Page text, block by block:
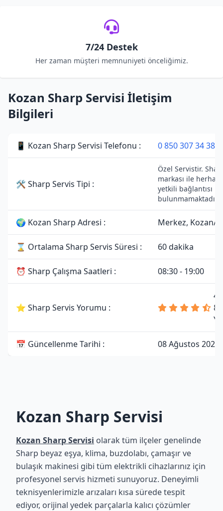
7/24 Destek
Her zaman müşteri memnuniyeti önceliğimiz.
Kozan Sharp Servisi İletişim
Bilgileri
📱 Kozan Sharp Servisi Telefonu : 0 850 307 34 38
🛠 Sharp Servis Tipi :
Özel Servistir.
markası ile
yetkili bağlantısı
bulunmamaktadır.
🌍 Kozan Sharp Adresi : Merkez, Kozan/
⌛ Ortalama Sharp Servis Süresi : 60 dakika
⏰ Sharp Çalışma Saatleri : 08:30 - 19:00
⭐ Sharp Servis Yorumu :
81
📅 Güncellenme Tarihi : 08 Ağustos 2026
Kozan Sharp Servisi
Kozan Sharp Servisi olarak tüm ilçeler genelinde
Sharp beyaz eşya, klima, buzdolabı, çamaşır ve
bulaşık makinesi gibi tüm elektrikli cihazlarınız için
profesyonel servis hizmeti sunuyoruz. Deneyimli
teknisyenlerimizle arızaları kısa sürede tespit
ediyor, orijinal yedek parçalarla kalıcı çözümler